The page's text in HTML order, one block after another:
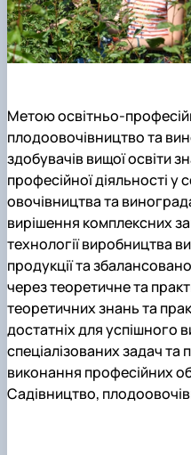
Метою освітньо-
плодоовочівництво та
здобувачів вищої освіти
професійної діяльності у
овочівництва та
вирішення комплексних
технології виробництва
продукції та
через теоретичне та
теоретичних знань та
достатніх для успішного
спеціалізованих задач та
виконання професійних
Садівництво,